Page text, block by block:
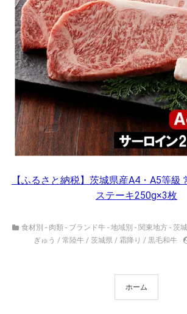
【ふるさと納税】茨城県産A4・A5等級
ステーキ250g×3枚
食材別 - 肉類 - ブランド牛 - 地域別 - 関東地方 - 茨
ぎゅう / 常陸牛/ 茨城県 / 霜降り / 黒毛和牛
ホーム